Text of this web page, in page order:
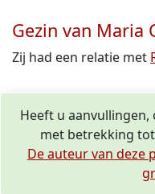
Gezin van Maria
Zij had een relatie met
Heeft u
met betrekking
De auteur van deze